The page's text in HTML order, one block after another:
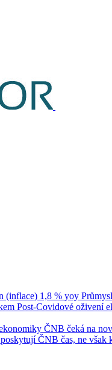
(inflace) 1,8 % yoy
Post-Covidové oživení
ČNB čeká na
ČNB čas, ne však